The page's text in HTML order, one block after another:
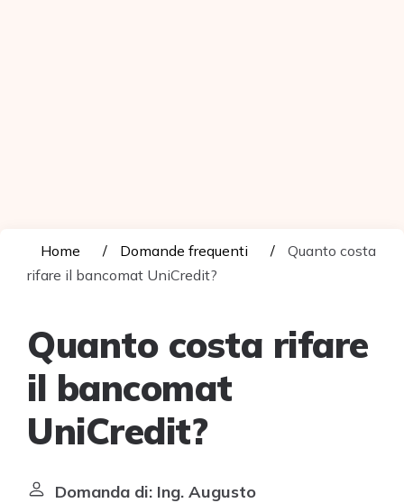
Home Domande frequenti
Quanto costa
rifare il bancomat UniCredit?
Quanto costa rifare
il bancomat
UniCredit?
Domanda di: Ing. Augusto